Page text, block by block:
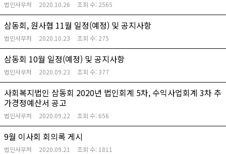
법인사무처 2020.10.26 조회 수: 2565
삼동회, 원사협 11월 일정(예정) 및 공지사항
법인사무처 2020.10.23 조회 수: 275
삼동회 10월 일정(예정) 및 공지사항
법인사무처 2020.09.23 조회 수: 377
사회복지법인 삼동회 2020년 법인회계 5차, 수익사업회계 3차 추
가경정예산서 공고
법인사무처 2020.09.22 조회 수: 656
9월 이사회 회의록 게시
법인사무처 2020.09.21 조회 수: 1811